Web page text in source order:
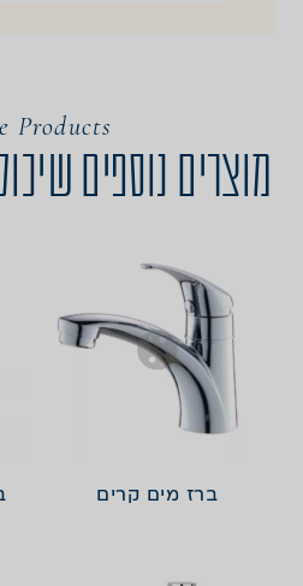
Products
מוצרים נוספים
ברז מים קרים